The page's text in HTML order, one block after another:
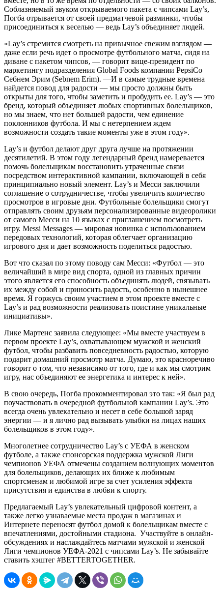
Соблазняемый звуком открываемого пакета с чипсами Lay’s,
Погба отрывается от своей предматчевой разминки, чтобы
присоединиться к веселью — ведь Lay’s объединяет людей.
«Lay’s стремится смотреть на привычное свежим взглядом —
даже если речь идет о просмотре футбольного матча, сидя на
диване с пакетом чипсов, — говорит вице-президент по
маркетингу подразделения Global Foods компании PepsiCo
Себнем Эрим (Sebnem Erim). —И в самые трудные времена
найдется повод для радости — мы просто должны быть
открыты для того, чтобы заметить и пробудить ее. Lay’s — это
бренд, который объединяет любых спортивных болельщиков,
но мы знаем, что нет большей радости, чем единение
поклонников футбола. И мы с нетерпением ждем
возможности создать такие моменты уже в этом году».
Lay’s и футбол делают друг друга лучше на протяжении
десятилетий. В этом году легендарный бренд намеревается
помочь болельщикам восстановить утраченные связи
посредством интерактивной кампании, включающей в себя
принципиально новый элемент. Lay’s и Месси заключили
соглашение о сотрудничестве, чтобы увеличить количество
просмотров в игровые дни. Футбольные болельщики смогут
отправлять своим друзьям персонализированные видеоролики
от самого Месси на 10 языках с приглашением посмотреть
игру. Messi Messages — мировая новинка с использованием
передовых технологий, которая облегчает организацию
игрового дня и дает возможность поделиться радостью.
Вот что сказал по этому поводу сам Месси: «Футбол — это
величайший в мире вид спорта, одной из главных причин
этого является его способность объединять людей, связывать
их между собой и приносить радость, особенно в нынешнее
время. Я горжусь своим участием в этом проекте вместе с
Lay’s и рад возможности реализовать поистине уникальные
инициативы».
Лике Мартенс заявила следующее: «Мы вместе участвуем в
первом проекте Lay’s, охватывающем мужской и женский
футбол, чтобы разбавить повседневность радостью, которую
подарит домашний просмотр матча. Думаю, это красноречиво
говорит о том, что независимо от того, где и как мы смотрим
игру, нас объединяют ее энергетика и интерес к ней».
В свою очередь, Погба прокомментировал это так: «Я был рад
поучаствовать в очередной футбольной кампании Lay’s. Это
всегда очень увлекательно и несет в себе большой заряд
энергии — и я лично рад вызывать улыбки на лицах наших
болельщиков в этом году».
Многолетнее сотрудничество Lay’s с УЕФА в женском
футболе, а также спонсорская поддержка мужской Лиги
чемпионов УЕФА отмечены созданием волнующих моментов
для болельщиков, делающих их ближе к любимым
спортсменам и любимой игре за счет усиления эффекта
присутствия и единства в любви к спорту.
Предлагаемый Lay’s увлекательный цифровой контент, а
также легко узнаваемые места продаж в магазинах и
Интернете переносят футбол домой к болельщикам вместе с
впечатлениями, достойными стадиона. Участвуйте в онлайн-
обсуждениях и наслаждайтесь матчами мужской и женской
Лиги чемпионов УЕФА-2021 с чипсами Lay’s. Не забывайте
ставить хэштег #BETTERTOGETHER.